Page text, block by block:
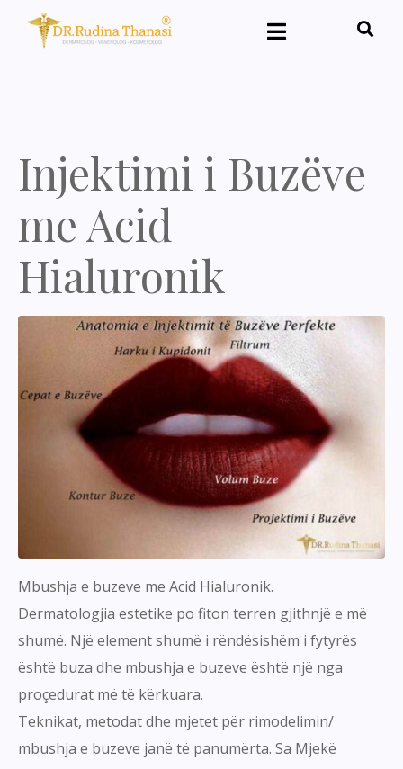
Injektimi i Buzëve
me Acid
Hialuronik
Mbushja e buzeve me Acid Hialuronik.
Dermatologjia estetike po fiton terren gjithnjë e më
shumë. Një element shumë i rëndësishëm i fytyrës
është buza dhe mbushja e buzeve është një nga
proçedurat më të kërkuara.
Teknikat, metodat dhe mjetet për rimodelimin/
mbushja e buzeve janë të panumërta. Sa Mjekë